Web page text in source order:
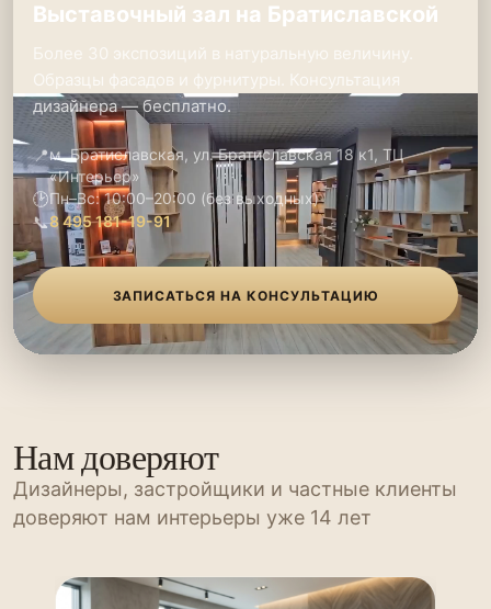
Выставочный зал на Братиславской
Более 30 экспозиций в натуральную величину.
Образцы фасадов и фурнитуры. Консультация
дизайнера — бесплатно.
📍м. Братиславская, ул. Братиславская 18 к1, ТЦ
«Интерьер»
🕑Пн–Вс: 10:00–20:00 (без выходных)
📞8 495 181-19-91
ЗАПИСАТЬСЯ НА КОНСУЛЬТАЦИЮ
Нам доверяют
Дизайнеры, застройщики и частные клиенты
доверяют нам интерьеры уже 14 лет